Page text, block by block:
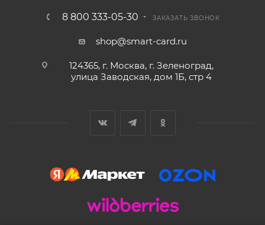
8 800 333-05-30 ЗАКАЗАТЬ ЗВОНОК
shop@smart-card.ru
124365, г. Москва, г. Зеленоград,
улица Заводская, дом 1Б, стр 4